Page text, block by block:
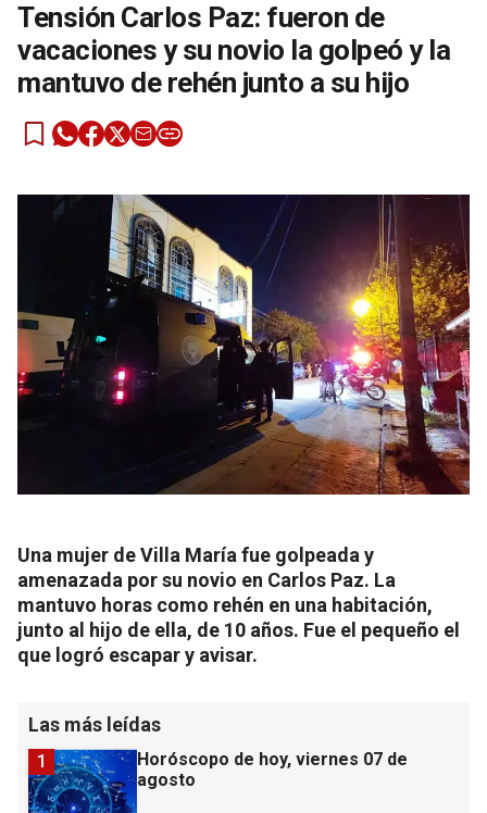
Tensión Carlos Paz: fueron de
vacaciones y su novio la golpeó y la
mantuvo de rehén junto a su hijo
Una mujer de Villa María fue golpeada y
amenazada por su novio en Carlos Paz. La
mantuvo horas como rehén en una habitación,
junto al hijo de ella, de 10 años. Fue el pequeño el
que logró escapar y avisar.
Las más leídas
Horóscopo de hoy, viernes 07 de
agosto
1